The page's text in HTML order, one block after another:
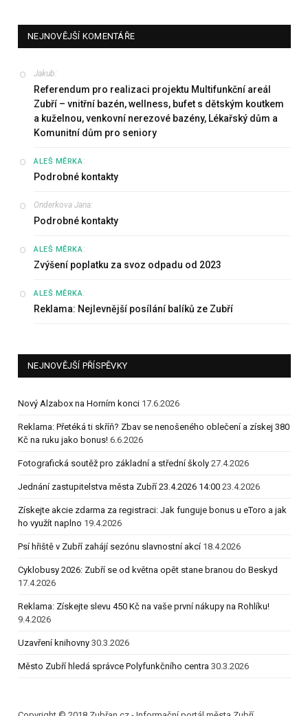
NEJNOVĚJŠÍ KOMENTÁŘE
Jakub:
Referendum pro realizaci projektu Multifunkční areál
Zubří – vnitřní bazén, wellness, bufet s dětským koutkem
a kuželnou, venkovní nerezové bazény, Lékařský dům a
Komunitní dům pro seniory
ALEŠ MĚRKA:
Podrobné kontakty
Onderkova Jana:
Podrobné kontakty
ALEŠ MĚRKA:
Zvýšení poplatku za svoz odpadu od 2023
ALEŠ MĚRKA:
Reklama: Nejlevnější posílání balíků ze Zubří
NEJNOVĚJŠÍ PŘÍSPĚVKY
Nový Alzabox na Horním konci 17.6.2026
Reklama: Přetéká ti skříň? Zbav se nenošeného oblečení a získej 380
Kč na ruku jako bonus! 6.6.2026
Fotografická soutěž pro základní a střední školy 27.4.2026
Jednání zastupitelstva města Zubří 23.4.2026 14:00 23.4.2026
Získejte akcie zdarma za registraci: Jak funguje bonus u eToro a jak
ho využít naplno 19.4.2026
Psí hřiště v Zubří zahájí sezónu slavnostní akcí 18.4.2026
Cyklobusy 2026: Zubří se od května opět stane branou do Beskyd
17.4.2026
Reklama: Získejte slevu 450 Kč na vaše první nákupy na Rohlíku!
9.4.2026
Uzavření knihovny 30.3.2026
Město Zubří hledá správce Polyfunkčního centra 30.3.2026